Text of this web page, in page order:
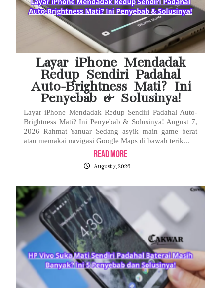
Babak Baru Kasus Febrie Adriansyah, Rencana Praperadilan Penyitaan Emas dan Uang Tunai Jadi Sorotan
Baterai Apple Watch Cepat Boros? Ini Penyebab dan Cara Mengatasinya
HP Huawei Cepat Panas? Ini Penyebab Utama dan Cara Mengatasinya
Layar iPhone Mendadak
Redup Sendiri Padahal
Auto-Brightness Mati? Ini
Penyebab & Solusinya!
Layar iPhone Mendadak Redup Sendiri Padahal Auto-
Brightness Mati? Ini Penyebab & Solusinya! August 7,
2026 Rahmat Yanuar Sedang asyik main game berat
atau memakai navigasi Google Maps di bawah terik...
Read More
August 7, 2026